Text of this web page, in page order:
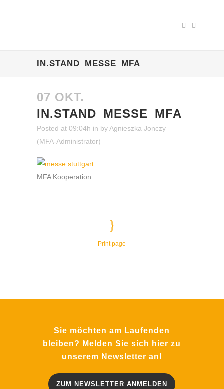
IN.STAND_MESSE_MFA
07 OKT.
IN.STAND_MESSE_MFA
Posted at 09:04h in byAgnieszka Jonczy
(MFA-Administrator)
MFA Kooperation
Print page
Sie möchten am Laufenden
bleiben? Melden Sie sich hier zu
unserem Newsletter an!
ZUM NEWSLETTER ANMELDEN